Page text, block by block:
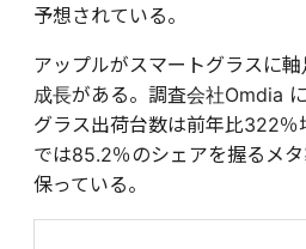
予想されている。
アップルがスマートグラスに
成長がある。調査会社Omdia
グラス出荷台数は前年比322
では85.2％のシェアを握るメ
保っている。